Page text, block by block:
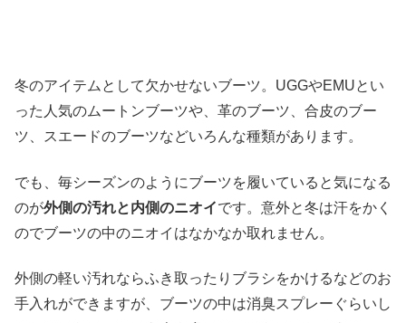
冬のアイテムとして欠かせないブーツ。UGGやEMUとい
った人気のムートンブーツや、革のブーツ、合皮のブー
ツ、スエードのブーツなどいろんな種類があります。
でも、毎シーズンのようにブーツを履いていると気になる
のが外側の汚れと内側のニオイです。意外と冬は汗をかく
のでブーツの中のニオイはなかなか取れません。
外側の軽い汚れならふき取ったりブラシをかけるなどのお
手入れができますが、ブーツの中は消臭スプレーぐらいし